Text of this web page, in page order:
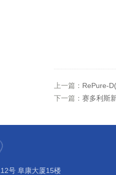
上一篇： RePure-
下一篇： 赛多利斯
号 阜康大厦15楼